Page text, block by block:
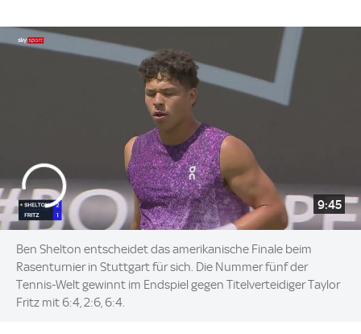
9:45
Ben Shelton entscheidet das amerikanische Finale beim
Rasenturnier in Stuttgart für sich. Die Nummer fünf der
Tennis-Welt gewinnt im Endspiel gegen Titelverteidiger Taylor
Fritz mit 6:4, 2:6, 6:4.